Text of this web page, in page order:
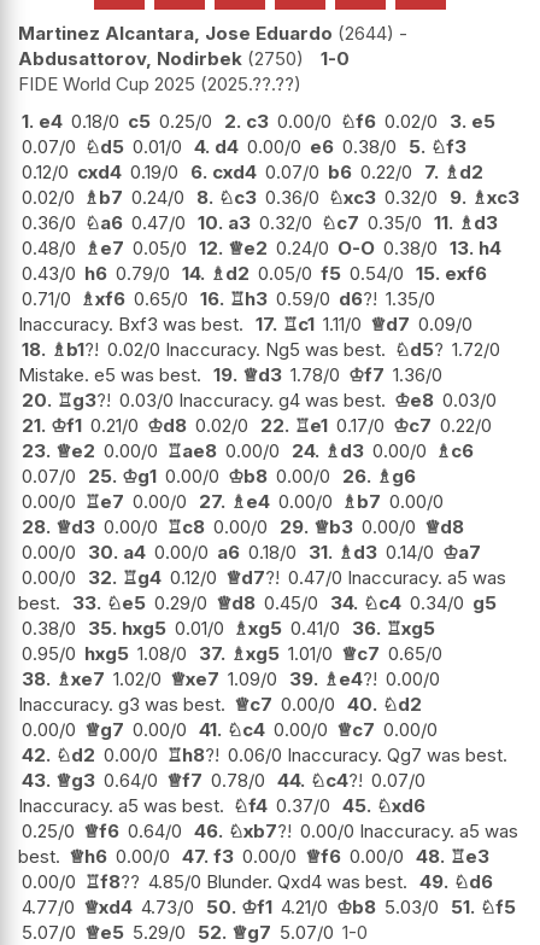
Martinez Alcantara, Jose Eduardo 2644 -
Abdusattorov, Nodirbek 2750
1-0
FIDE World Cup 2025 2025.??.??
1. e4 0.18/0 c5 0.25/0 2. c3 0.00/0 ♘f6 0.02/0 3. e5
0.07/0 ♘d5 0.01/0 4. d4 0.00/0 e6 0.38/0 5. ♘f3
0.12/0 cxd4 0.19/0 6. cxd4 0.07/0 b6 0.22/0 7. ♗ d2
0.02/0
♗ b7 0.24/0 8. ♘c3 0.36/0 ♘xc3 0.32/0 9. ♗xc3
0.36/0 ♘a6 0.47/0 10. a3 0.32/0 ♘c7 0.35/0 11. ♗ d3
0.48/0
♗ e7 0.05/0 12. ♕e2 0.24/0 O-O 0.38/0 13. h4
0.43/0 h6 0.79/0 14. ♗ d2 0.05/0 f5 0.54/0 15. exf6
0.71/0
♗xf6 0.65/0 16. ♖h3 0.59/0 d6?! 1.35/0
Inaccuracy. Bxf3 was best. 17. ♖c1 1.11/0 ♕d7 0.09/0
18. ♗ b1?! 0.02/0 Inaccuracy. Ng5 was best. ♘d5? 1.72/0
Mistake. e5 was best. 19. ♕d3 1.78/0 ♔f7 1.36/0
20. ♖g3?! 0.03/0 Inaccuracy. g4 was best. ♔e8 0.03/0
21. ♔f1 0.21/0 ♔d8 0.02/0 22. ♖e1 0.17/0 ♔c7 0.22/0
23. ♕e2 0.00/0 ♖ae8 0.00/0 24. ♗ d3 0.00/0 ♗ c6
0.07/0
25. ♔g1 0.00/0 ♔b8 0.00/0 26. ♗ g6
0.00/0 ♖e7 0.00/0 27. ♗ e4 0.00/0 ♗ b7 0.00/0
28. ♕d3 0.00/0 ♖c8 0.00/0 29. ♕b3 0.00/0 ♕d8
0.00/0
30. a4 0.00/0 a6 0.18/0 31. ♗ d3 0.14/0 ♔a7
0.00/0
32. ♖g4 0.12/0 ♕d7?! 0.47/0 Inaccuracy. a5 was
best.
33. ♘e5 0.29/0 ♕d8 0.45/0 34. ♘c4 0.34/0 g5
0.38/0
35. hxg5 0.01/0 ♗xg5 0.41/0 36. ♖xg5
0.95/0 hxg5 1.08/0 37. ♗xg5 1.01/0 ♕c7 0.65/0
38. ♗xe7 1.02/0 ♕xe7 1.09/0 39. ♗ e4?! 0.00/0
Inaccuracy. g3 was best. ♕c7 0.00/0 40. ♘d2
0.00/0 ♕g7 0.00/0 41. ♘c4 0.00/0 ♕c7 0.00/0
42. ♘d2 0.00/0 ♖h8?! 0.06/0 Inaccuracy. Qg7 was best.
43. ♕g3 0.64/0 ♕f7 0.78/0 44. ♘c4?! 0.07/0
Inaccuracy. a5 was best. ♘f4 0.37/0 45. ♘xd6
0.25/0 ♕f6 0.64/0 46. ♘xb7?! 0.00/0 Inaccuracy. a5 was
best. ♕h6 0.00/0 47. f3 0.00/0 ♕f6 0.00/0 48. ♖e3
0.00/0 ♖f8?? 4.85/0 Blunder. Qxd4 was best. 49. ♘d6
4.77/0 ♕xd4 4.73/0 50. ♔f1 4.21/0 ♔b8 5.03/0 51. ♘f5
5.07/0 ♕e5 5.29/0 52. ♕g7 5.07/0 1-0